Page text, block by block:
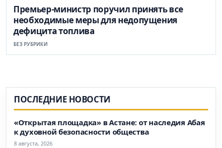
Премьер-министр поручил принять все
необходимые меры для недопущения
дефицита топлива
БЕЗ РУБРИКИ
ПОСЛЕДНИЕ НОВОСТИ
«Открытая площадка» в Астане: от наследия Абая
к духовной безопасности общества
8 августа, 2026